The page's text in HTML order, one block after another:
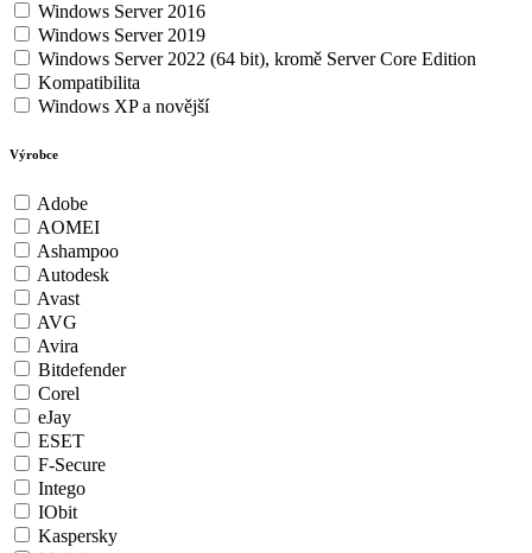
Windows Server 2016
Windows Server 2019
Windows Server 2022 (64 bit), kromě Server Core Edition
Kompatibilita
Windows XP a novější
Výrobce
Adobe
AOMEI
Ashampoo
Autodesk
Avast
AVG
Avira
Bitdefender
Corel
eJay
ESET
F-Secure
Intego
IObit
Kaspersky